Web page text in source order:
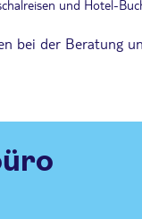
und Hotel-
bei der Beratung